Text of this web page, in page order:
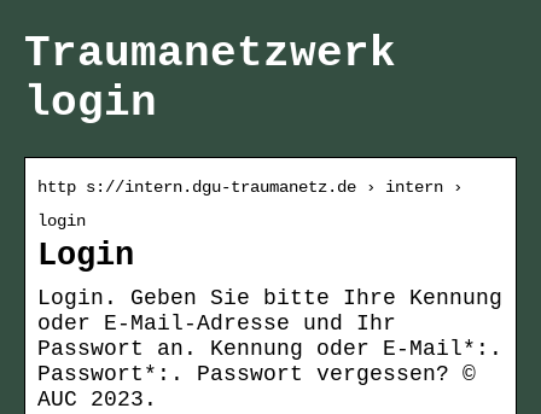
Traumanetzwerk
login
http s://intern.dgu-traumanetz.de › intern ›
login
Login
Login. Geben Sie bitte Ihre Kennung
oder E-Mail-Adresse und Ihr
Passwort an. Kennung oder E-Mail*:.
Passwort*:. Passwort vergessen? ©
AUC 2023.